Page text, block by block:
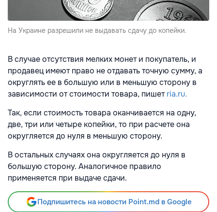
На Украине разрешили не выдавать сдачу до копейки.
В случае отсутствия мелких монет и покупатель, и
продавец имеют право не отдавать точную сумму, а
округлять ее в большую или в меньшую сторону в
зависимости от стоимости товара, пишетria.ru.
Так, если стоимость товара оканчивается на одну,
две, три или четыре копейки, то при расчете она
округляется до нуля в меньшую сторону.
В остальных случаях она округляется до нуля в
большую сторону. Аналогичное правило
применяется при выдаче сдачи.
Подпишитесь на новости Point.md в Google